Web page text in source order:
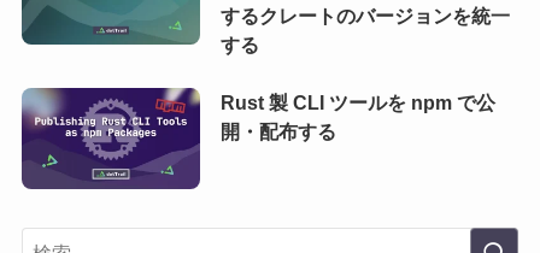
するクレートのバージョンを統一
する
Rust 製 CLI ツールを npm で公
開・配布する